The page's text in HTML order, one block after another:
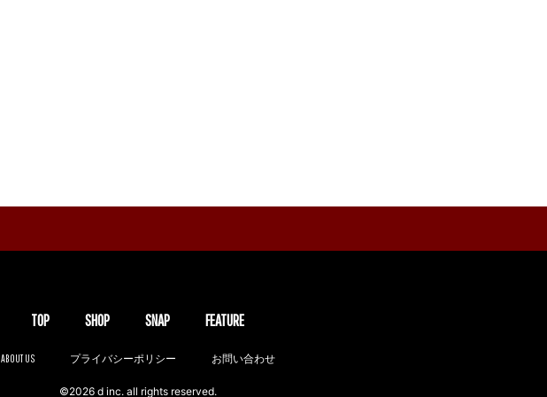
TOP SHOP SNAP FEATURE
ABOUT US プライバシーポリシー お問い合わせ
©2026 d inc. all rights reserved.